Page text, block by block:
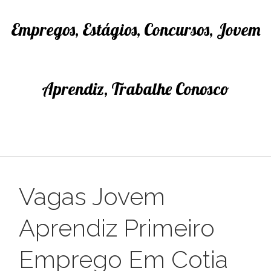
Empregos, Estágios, Concursos, Jovem
Aprendiz, Trabalhe Conosco
Vagas Jovem
Aprendiz Primeiro
Emprego Em Cotia